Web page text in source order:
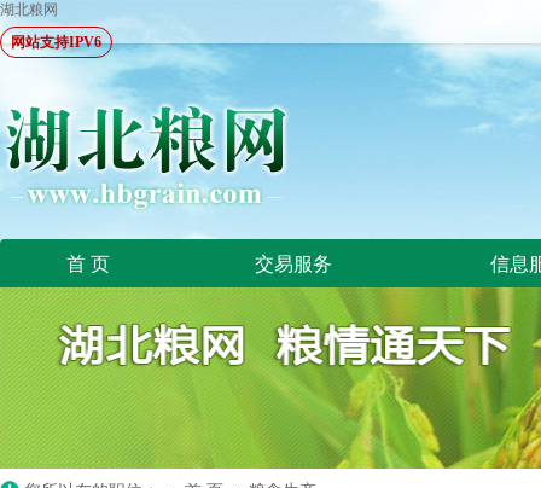
湖北粮网
网站支持IPV6
首 页 交易服务 信息